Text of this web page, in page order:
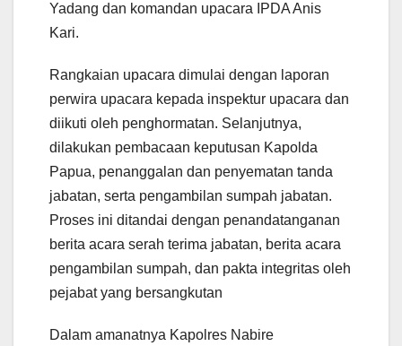
Yadang dan komandan upacara IPDA Anis
Kari.
Rangkaian upacara dimulai dengan laporan
perwira upacara kepada inspektur upacara dan
diikuti oleh penghormatan. Selanjutnya,
dilakukan pembacaan keputusan Kapolda
Papua, penanggalan dan penyematan tanda
jabatan, serta pengambilan sumpah jabatan.
Proses ini ditandai dengan penandatanganan
berita acara serah terima jabatan, berita acara
pengambilan sumpah, dan pakta integritas oleh
pejabat yang bersangkutan
Dalam amanatnya Kapolres Nabire